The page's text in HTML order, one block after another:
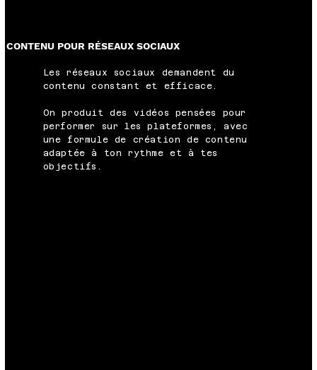
CONTENU POUR RÉSEAUX SOCIAUX
Les réseaux sociaux demandent du
contenu constant et efficace.
On produit des vidéos pensées pour
performer sur les plateformes, avec
une formule de création de contenu
adaptée à ton rythme et à tes
objectifs.